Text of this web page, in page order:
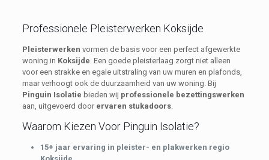
Professionele Pleisterwerken Koksijde
Pleisterwerken vormen de basis voor een perfect afgewerkte
woning in Koksijde . Een goede pleisterlaag zorgt niet alleen
voor een strakke en egale uitstraling van uw muren en plafonds,
maar verhoogt ook de duurzaamheid van uw woning. Bij
Pinguin Isolatie bieden wij professionele bezettingswerken
aan, uitgevoerd door ervaren stukadoors.
Waarom Kiezen Voor Pinguin Isolatie?
15+ jaar ervaring in pleister- en plakwerken regio
Koksijde.